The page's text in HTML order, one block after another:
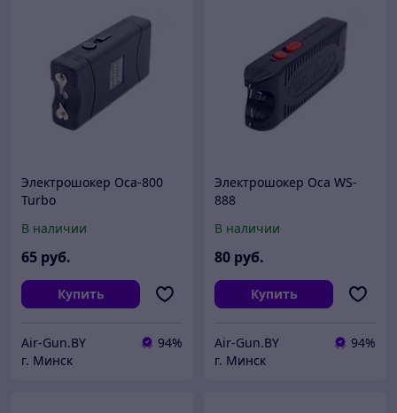
Электрошокер Оса-800
Turbo
В наличии
65 руб.
Купить
Air-Gun.BY
94%
г. Минск
Электрошокер Оса WS-
888
В наличии
80 руб.
Купить
Air-Gun.BY
94%
г. Минск